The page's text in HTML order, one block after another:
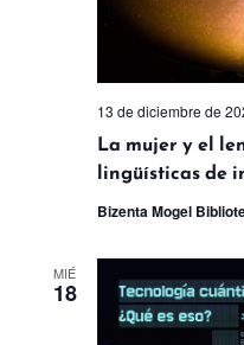
13 de diciembre de
La mujer y el
lingüísticas de
Bizenta Mogel
MIÉ
18